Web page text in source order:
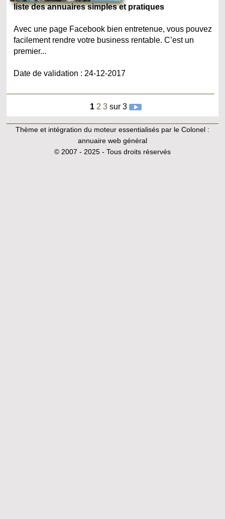
liste des annuaires simples et pratiques
Avec une page Facebook bien entretenue, vous pouvez
facilement rendre votre business rentable. C’est un
premier...
Date de validation : 24-12-2017
1 2 3 sur 3
Thème et intégration du moteur essentialisés par le Colonel :
annuaire web général
© 2007 - 2025 - Tous droits réservés